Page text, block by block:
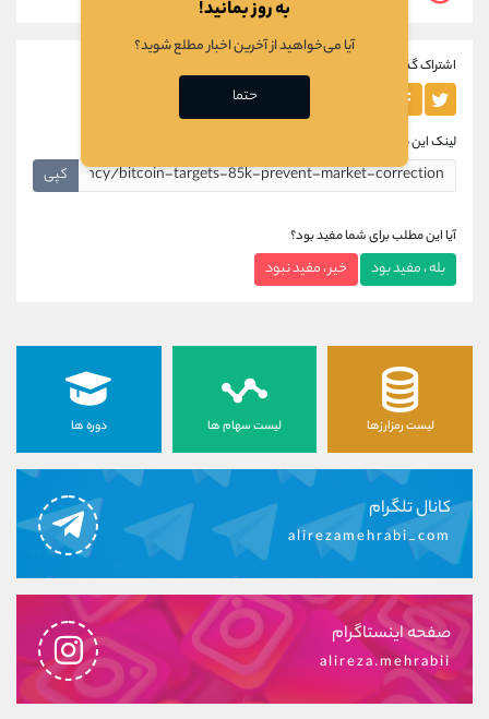
اشتراک گذاری این مطلب
لینک این مطلب
کپی
آیا این مطلب برای شما مفید بود؟
بله ، مفید بود خیر ، مفید نبود
لیست رمزارزها لیست سهام ها دوره ها
کانال تلگرام
alirezamehrabi_com
صفحه اینستاگرام
alireza.mehrabii
به روز بمانید!
آیا می‌خواهید از آخرین اخبار مطلع شوید؟
حتما